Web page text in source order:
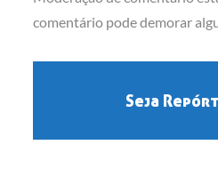
comentário pode demorar
Seja